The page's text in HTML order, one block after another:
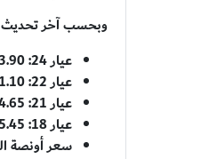
وبحسب آخر تحديث
عيار 24: 393.90 شيكل
عيار 22: 361.10 شيكل
عيار 21: 344.65 شيكل
عيار 18: 295.45 شيكل
سعر أونصة الذهب: